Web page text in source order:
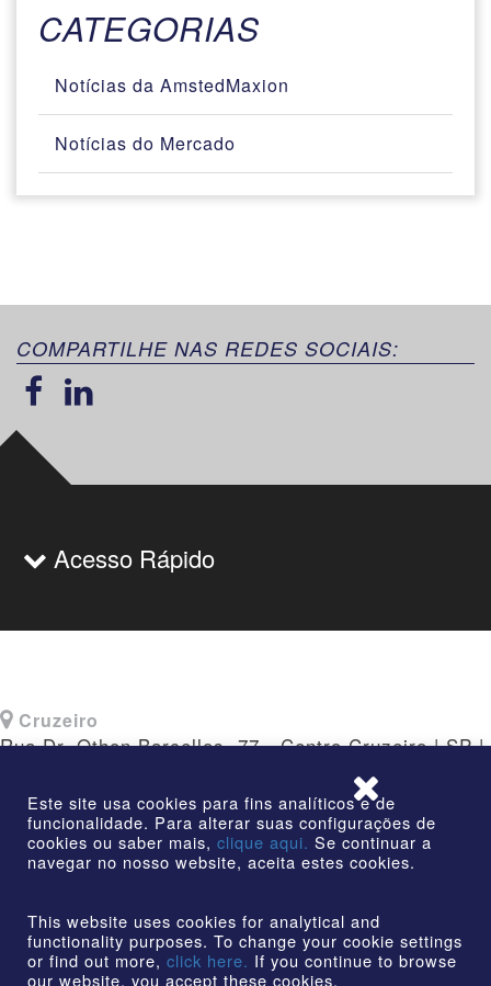
CATEGORIAS
Notícias da AmstedMaxion
Notícias do Mercado
COMPARTILHE NAS REDES SOCIAIS:
Acesso Rápido
Cruzeiro
Rua Dr. Othon Barcellos, 77 - Centro Cruzeiro | SP |
direitos reservados
Este site usa cookies para fins analíticos e de
funcionalidade. Para alterar suas configurações de
cookies ou saber mais, clique aqui. Se continuar a
navegar no nosso website, aceita estes cookies.
This website uses cookies for analytical and
functionality purposes. To change your cookie settings
or find out more, click here. If you continue to browse
our website, you accept these cookies.